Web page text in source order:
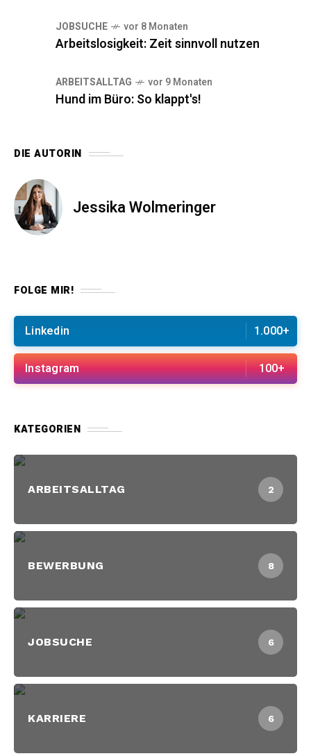
JOBSUCHE vor 8 Monaten
Arbeitslosigkeit: Zeit sinnvoll nutzen
ARBEITSALLTAG vor 9 Monaten
Hund im Büro: So klappt's!
DIE AUTORIN
Jessika Wolmeringer
FOLGE MIR!
Linkedin 1.000+
Instagram 100+
KATEGORIEN
ARBEITSALLTAG 2
BEWERBUNG 8
JOBSUCHE 6
KARRIERE 6